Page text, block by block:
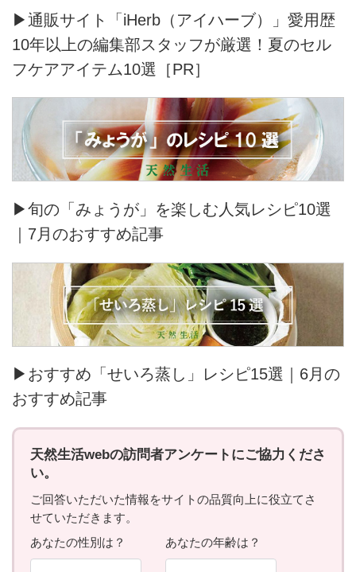
▶通販サイト「iHerb（アイハーブ）」愛用歴
10年以上の編集部スタッフが厳選！夏のセル
フケアアイテム10選［PR］
▶旬の「みょうが」を楽しむ人気レシピ10選
｜7月のおすすめ記事
▶おすすめ「せいろ蒸し」レシピ15選｜6月の
おすすめ記事